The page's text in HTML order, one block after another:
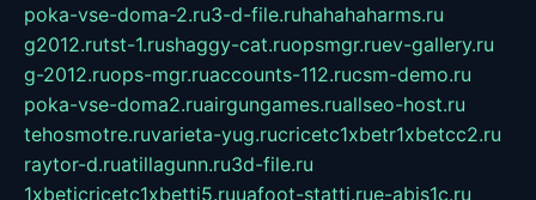
poka-vse-doma-2.ru3-d-file.ruhahahaharms.ru
g2012.rutst-1.rushaggy-cat.ruopsmgr.ruev-gallery.ru
g-2012.ruops-mgr.ruaccounts-112.rucsm-demo.ru
poka-vse-doma2.ruairgungames.ruallseo-host.ru
tehosmotre.ruvarieta-yug.rucricetc1xbetr1xbetcc2.ru
raytor-d.ruatillagunn.ru3d-file.ru
1xbeticricetc1xbetti5.ruuafoot-statti.rue-abis1c.ru